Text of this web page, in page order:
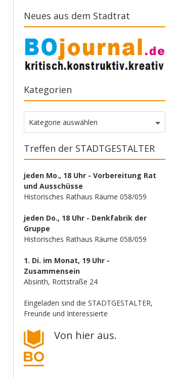
Neues aus dem Stadtrat
Kategorien
Kategorien
Kategorie auswählen
Treffen der STADTGESTALTER
jeden Mo., 18 Uhr - Vorbereitung Rat
und Ausschüsse
Historisches Rathaus Räume 058/059
jeden Do., 18 Uhr - Denkfabrik der
Gruppe
Historisches Rathaus Räume 058/059
1. Di. im Monat, 19 Uhr -
Zusammensein
Absinth, Rottstraße 24
Eingeladen sind die STADTGESTALTER,
Freunde und Interessierte
Von hier aus.